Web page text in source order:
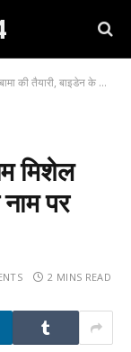
के नाम पर राजी नहीं डेमोक्रेट्स…
मिशेल
पर
2 MINS READ